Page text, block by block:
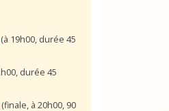
(à 19h00, durée 45
durée 45
(finale, à 20h00, 90